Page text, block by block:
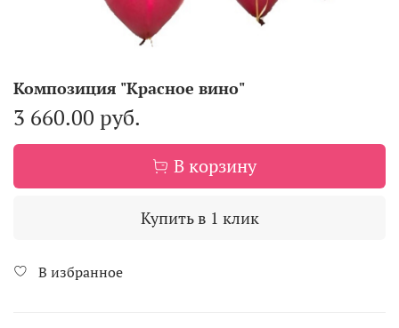
Композиция "Красное вино"
3 660.00 руб.
В корзину
Купить в 1 клик
В избранное